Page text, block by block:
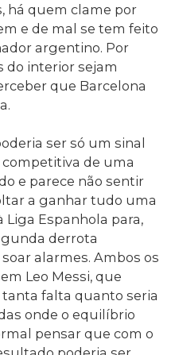
há quem clame por
e de mal se tem feito
argentino. Por
do interior sejam
que Barcelona
ser só um sinal
de uma
e parece não sentir
a ganhar tudo uma
Liga Espanhola para,
derrota
alarmes. Ambos os
Leo Messi, que
falta quanto seria
onde o equilíbrio
pensar que com o